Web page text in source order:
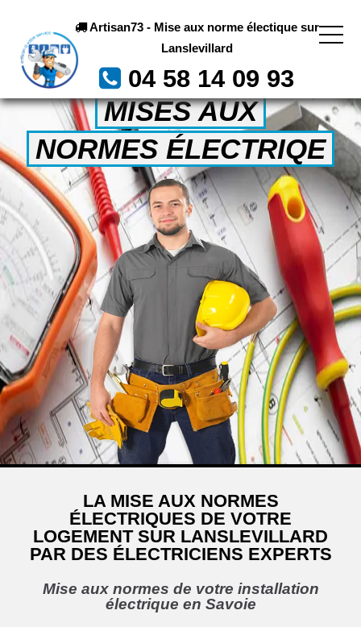
Artisan73 - Mise aux norme électique sur
Lanslevillard
04 58 14 09 93
MISES AUX
NORMES ÉLECTRIQE
LA MISE AUX NORMES
ÉLECTRIQUES DE VOTRE
LOGEMENT SUR LANSLEVILLARD
PAR DES ÉLECTRICIENS EXPERTS
Mise aux normes de votre installation
électrique en Savoie